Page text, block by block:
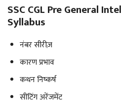
SSC CGL Pre General
Syllabus
नंबर सीरीज़
कारण प्रभाव
कथन निष्कर्ष
सीटिंग अरेंजमेंट